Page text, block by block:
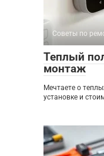
Советы по
Теплый
монтаж
Мечтаете о
установке и